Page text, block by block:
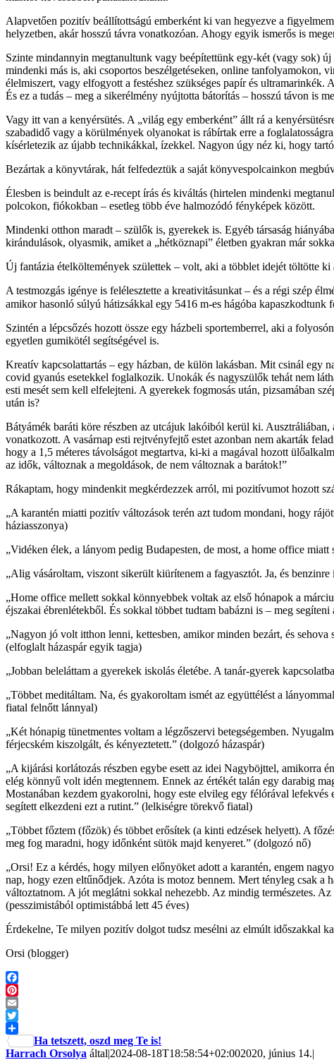
Alapvetően pozitív beállítottságú emberként ki van hegyezve a
helyzetben, akár hosszú távra vonatkozóan. Ahogy egyik ismerős is
Szinte mindannyin megtanultunk vagy beépítettünk egy-két (vagy sok)
mindenki más is, aki csoportos beszélgetéseken, online tanfolyamokon,
élelmiszert, vagy elfogyott a festéshez szükséges papír és
És ez a tudás – meg a sikerélmény nyújtotta bátorítás – hosszú távon is
Vagy itt van a kenyérsütés. A „világ egy emberként” állt rá a
szabadidő vagy a körülmények olyanokat is rábírtak erre a
kísérletezik az újabb technikákkal, ízekkel. Nagyon úgy néz ki, hogy
Bezártak a könyvtárak, hát felfedeztük a saját könyvespolcainkon
Élesben is beindult az e-recept írás és kiváltás (hirtelen mindenki
polcokon, fiókokban – esetleg több éve halmozódó fényképek között.
Mindenki otthon maradt – szülők is, gyerekek is. Egyéb társaság
kirándulások, olyasmik, amiket a „hétköznapi” életben gyakran már
Új fantázia ételköltemények születtek – volt, aki a többlet idejét töltötte
A testmozgás igénye is felélesztette a kreativitásunkat – és a régi szép
amikor hasonló súlyú hátizsákkal egy 5416 m-es hágóba
Szintén a lépcsőzés hozott össze egy házbeli sportemberrel, aki a
egyetlen gumikötél segítségével is.
Kreatív kapcsolattartás – egy házban, de külön lakásban. Mit csinál egy
covid gyanús esetekkel foglalkozik. Unokák és nagyszülők tehát nem
esti mesét sem kell elfelejteni. A gyerekek fogmosás után, pizsamában
után is?
Bátyámék baráti köre részben az utcájuk lakóiból kerül ki.
vonatkozott. A vasárnap esti rejtvényfejtő estet azonban nem akarták
hogy a 1,5 méteres távolságot megtartva, ki-ki a magával hozott
az idők, változnak a megoldások, de nem változnak a barátok!”
Rákaptam, hogy mindenkit megkérdezzek arról, mi pozitívumot hozott
„A karantén miatti pozitív változások terén azt tudom mondani, hogy
háziasszonya)
„Vidéken élek, a lányom pedig Budapesten, de most, a home office
„Alig vásároltam, viszont sikerült kiürítenem a fagyasztót. Ja, és
„Home office mellett sokkal könnyebbek voltak az első hónapok a
éjszakai ébrenlétekből. És sokkal többet tudtam babázni is – meg
„Nagyon jó volt itthon lenni, kettesben, amikor minden bezárt, és
(elfoglalt házaspár egyik tagja)
„Jobban beleláttam a gyerekek iskolás életébe. A tanár-gyerek
„Többet meditáltam. Na, és gyakoroltam ismét az együttélést a
fiatal felnőtt lánnyal)
„Két hónapig tünetmentes voltam a légzőszervi betegségemben.
férjecském kiszolgált, és kényeztetett.” (dolgozó házaspár)
„A kijárási korlátozás részben egybe esett az idei Nagyböjttel, amikorra
elég könnyű volt idén megtennem. Ennek az értékét talán egy darabig
Mostanában kezdem gyakorolni, hogy este elvileg egy félórával
segített elkezdeni ezt a rutint.” (lelkiségre törekvő fiatal)
„Többet főztem (főzök) és többet erősítek (a kinti edzések helyett). A
meg fog maradni, hogy időnként sütök majd kenyeret.” (dolgozó nő)
„Orsi! Ez a kérdés, hogy milyen előnyöket adott a karantén, engem
nap, hogy ezen eltűnődjek. Azóta is motoz bennem. Mert tényleg csak a
változtatnom. A jót meglátni sokkal nehezebb. Az mindig természetes.
(pesszimistából optimistábbá lett 45 éves)
Érdekelne, Te milyen pozitív dolgot tudsz mesélni az elmúlt időszakkal
Orsi (blogger)
Facebook
Pinterest
Email
Twitter
Ha tetszett, oszd meg Te is!
Harrach Orsolya által|2024-08-18T18:58:54+02:002020, június 14.|